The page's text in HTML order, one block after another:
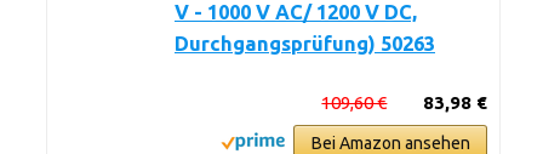
V - 1000 V AC/ 1200 V DC,
Durchgangsprüfung) 50263
83,98 €
109,60 €
Bei Amazon ansehen